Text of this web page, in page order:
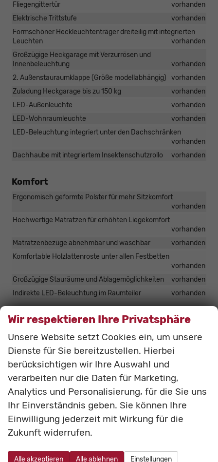
Fliegengittertür
vorhanden
Elektrische Trittstufe
vorhanden
Formschöner Heckleuchtenträger dreiteilig mit integrierten
Leuchten
vorhanden
Großzügige Heckgarage mit Verzurrösen und
Innenbeleuchtung
vorhanden
2. Außenstauraumklappe (Größe modellabhängig)
vorhanden
Zuladung Heckgarage bis zu 150 kg
vorhanden
LED-Außenleuchte
vorhanden
LED-Wohnraumleuchte
vorhanden
LED-Beleuchtung integriert unter den Dachschränken
vorhanden
Dachhaube mit integriertem Insektenschutzrollo
vorhanden
Komfort
Ergonomisch geformte Polster für mehr Sitzkomfort
vorhanden
Hochwertige Matratzen für erhöhten Liegekomfort
vorhanden
Matratzenbezüge abnehmbar und waschbar
vorhanden
Komfortable Holzlattenroste unter allen Festbetten
vorhanden
Großzügige Stauräume und Ablagemöglichkeiten
vorhanden
Indirekte LED-Beleuchtung im Raumteiler
vorhanden
Technik, Heizung & Klimatisierung
Leistungsstarke, wartungsfreie Aufbaubatterie (95 Ah)
Elektrischer Ladeautomat für Aufbau- und Fahrzeugbatterie
12 V | 18 A
vorhanden
CEE-Außenanschluss für 230 V mit Sicherungsautomat
vorhanden
FI-Schutzschalter
vorhanden
USB-Steckdosen
vorhanden
Wir respektieren Ihre Privatsphäre
Unsere Website setzt Cookies ein, um unsere
Dienste für Sie bereitzustellen. Hierbei
berücksichtigen wir Ihre Auswahl und
verarbeiten nur die Daten für Marketing,
Analytics und Personalisierung, für die Sie uns
Ihr Einverständnis geben. Sie können Ihre
Einwilligung jederzeit mit Wirkung für die
Zukunft widerrufen.
Alle akzeptieren Alle ablehnen Einstellungen